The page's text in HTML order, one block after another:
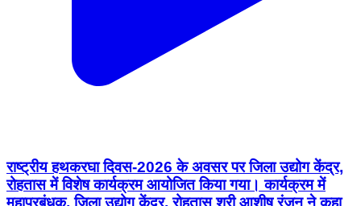
राष्ट्रीय हथकरघा दिवस-2026 के अवसर पर जिला उद्योग केंद्र,
रोहतास में विशेष कार्यक्रम आयोजित किया गया। कार्यक्रम में